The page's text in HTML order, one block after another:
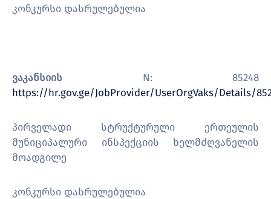
კონკურსი დასრულებულია
ვაკანსიის N: 85248
https://hr.gov.ge/JobProvider/UserOrgVaks/Details/
პირველადი სტრუქტურული ერთეულის
მუნიციპალური ინსპექციის ხელმძღვანელის
მოადგილე
კონკურსი დასრულებულია